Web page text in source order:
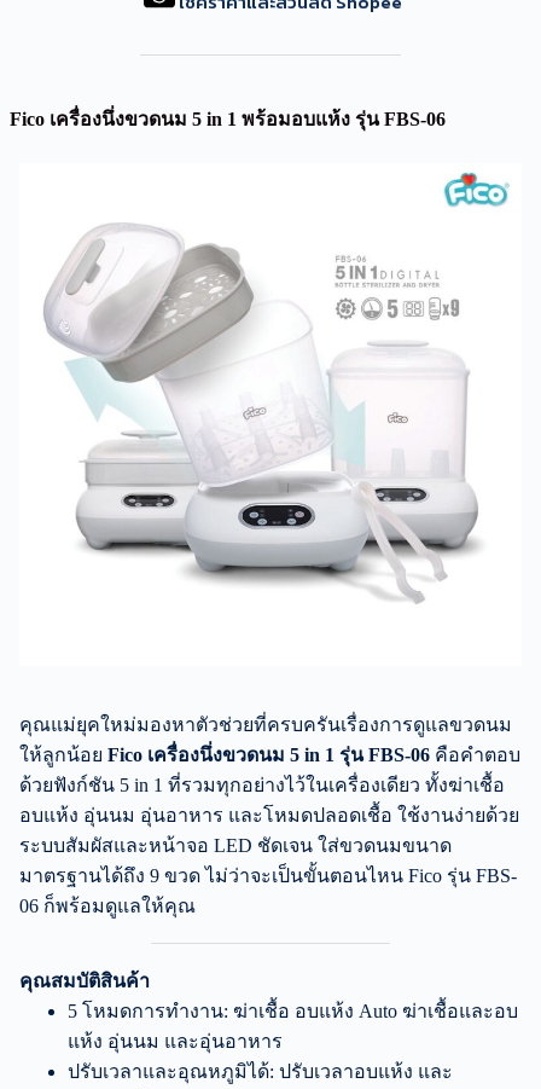
Fico เครื่องนึ่งขวดนม 5 in 1 พร้อมอบแห้ง รุ่น FBS-06
คุณแม่ยุคใหม่มองหาตัวช่วยที่ครบครันเรื่องการดูแลขวดนม
ให้ลูกน้อย Fico เครื่องนึ่งขวดนม 5 in 1 รุ่น FBS-06 คือคำตอบ
ด้วยฟังก์ชัน 5 in 1 ที่รวมทุกอย่างไว้ในเครื่องเดียว ทั้งฆ่าเชื้อ
อบแห้ง อุ่นนม อุ่นอาหาร และโหมดปลอดเชื้อ ใช้งานง่ายด้วย
ระบบสัมผัสและหน้าจอ LED ชัดเจน ใส่ขวดนมขนาด
มาตรฐานได้ถึง 9 ขวด ไม่ว่าจะเป็นขั้นตอนไหน Fico รุ่น FBS-
06 ก็พร้อมดูแลให้คุณ
คุณสมบัติสินค้า
5 โหมดการทำงาน: ฆ่าเชื้อ อบแห้ง Auto ฆ่าเชื้อและอบ
แห้ง อุ่นนม และอุ่นอาหาร
ปรับเวลาและอุณหภูมิได้: ปรับเวลาอบแห้ง และ